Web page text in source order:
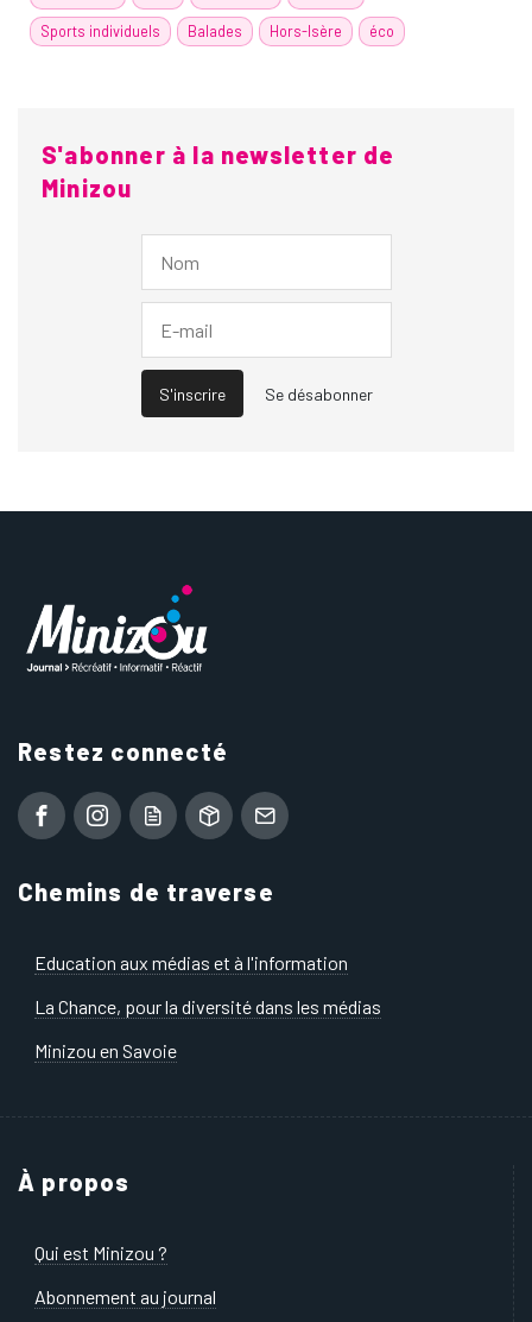
Sports individuels
Balades Hors-Isère éco
S'abonner à la newsletter de
Minizou
S'inscrire Se désabonner
Restez connecté
Chemins de traverse
Education aux médias et à l'information
La Chance, pour la diversité dans les médias
Minizou en Savoie
À propos
Qui est Minizou ?
Abonnement au journal